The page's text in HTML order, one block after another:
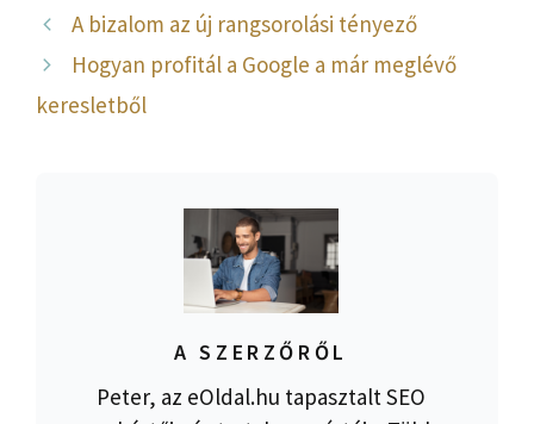
A bizalom az új rangsorolási tényező
Hogyan profitál a Google a már meglévő
keresletből
A SZERZŐRŐL
Peter, az eOldal.hu tapasztalt SEO